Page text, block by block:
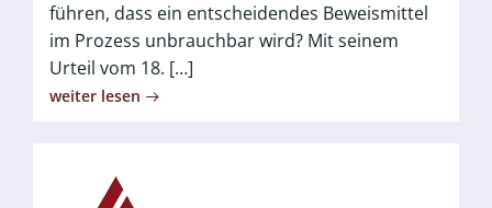
führen, dass ein entscheidendes Beweismittel
im Prozess unbrauchbar wird? Mit seinem
Urteil vom 18. […]
weiter lesen